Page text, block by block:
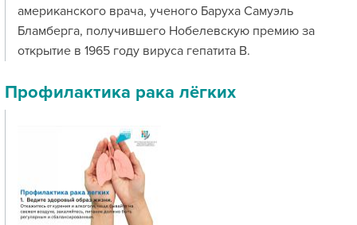
американского врача, ученого Баруха Самуэль
Бламберга, получившего Нобелевскую премию за
открытие в 1965 году вируса гепатита В.
Профилактика рака лёгких